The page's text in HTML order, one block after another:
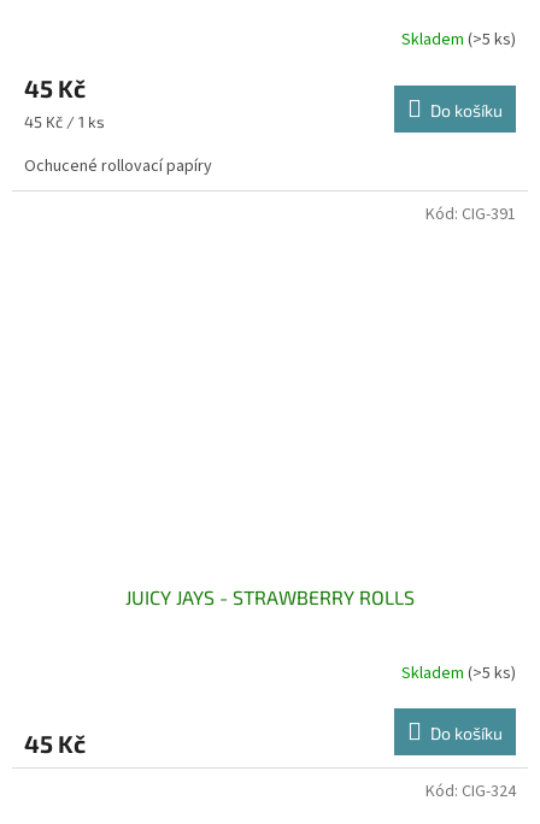
Skladem (>5 ks)
45 Kč
Měrná
45 Kč / 1 ks
Do košíku
Ochucené rollovací papíry
JUICY JAYS - STRAWBERRY ROLLS
Skladem (>5 ks)
45 Kč Do košíku
Kód: CIG-391
Kód: CIG-324